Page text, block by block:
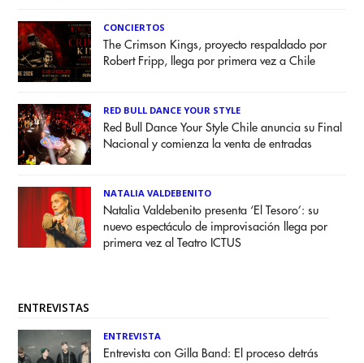
CONCIERTOS
The Crimson Kings, proyecto respaldado por
Robert Fripp, llega por primera vez a Chile
RED BULL DANCE YOUR STYLE
Red Bull Dance Your Style Chile anuncia su Final
Nacional y comienza la venta de entradas
NATALIA VALDEBENITO
Natalia Valdebenito presenta ‘El Tesoro’: su
nuevo espectáculo de improvisación llega por
primera vez al Teatro ICTUS
ENTREVISTAS
ENTREVISTA
Entrevista con Gilla Band: El proceso detrás